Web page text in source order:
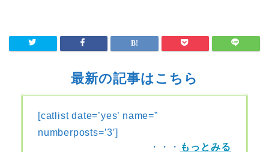
最新の記事はこちら
[catlist date=’yes’ name=”
numberposts=’3′]
・・・ もっとみる